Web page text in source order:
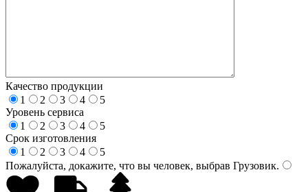
Качество продукции
1
2 3 4
5
Уровень сервиса
1
2 3 4
5
Срок изготовления
1
2 3 4
5
Пожалуйста, докажите, что вы человек, выбрав Грузовик.